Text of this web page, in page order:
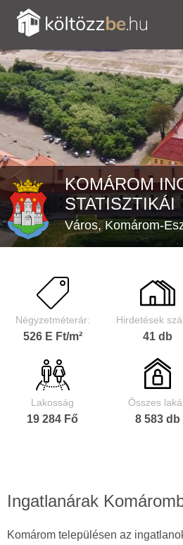
KOMÁROM
STATISZTIKÁI
Város, Komárom-
Négyzetméterár:
526 E Ft/m²
Hirdetések
41 db
Lakosság
19 284 Fő
Összes
8 583 db
Ingatlanárak
Komárom településen az